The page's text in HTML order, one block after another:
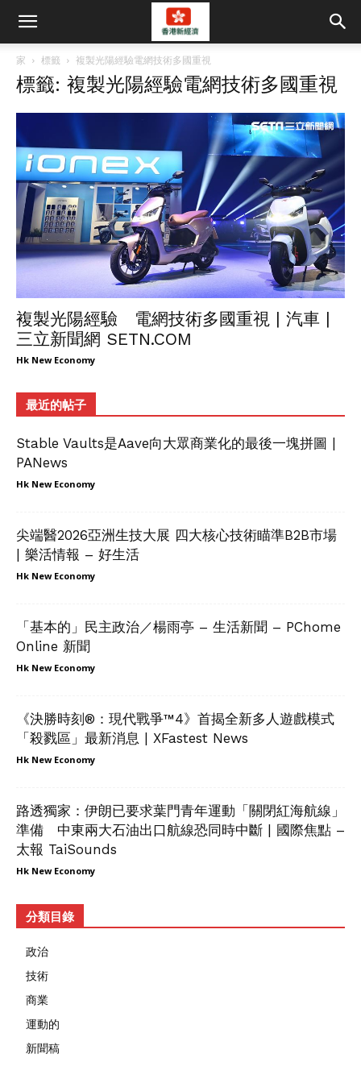
家 標籤 複製光陽經驗電網技術多國重視
標籤: 複製光陽經驗電網技術多國重視
複製光陽經驗 電網技術多國重視 | 汽車 |
三立新聞網 SETN.COM
Hk New Economy
最近的帖子
Stable Vaults是Aave向大眾商業化的最後一塊拼圖 |
PANews
Hk New Economy
尖端醫2026亞洲生技大展 四大核心技術瞄準B2B市場
| 樂活情報 – 好生活
Hk New Economy
「基本的」民主政治／楊雨亭 – 生活新聞 – PChome
Online 新聞
Hk New Economy
《決勝時刻®：現代戰爭™4》首揭全新多人遊戲模式
「殺戮區」最新消息 | XFastest News
Hk New Economy
路透獨家：伊朗已要求葉門青年運動「關閉紅海航線」
準備 中東兩大石油出口航線恐同時中斷 | 國際焦點 –
太報 TaiSounds
Hk New Economy
分類目錄
政治
技術
商業
運動的
新聞稿